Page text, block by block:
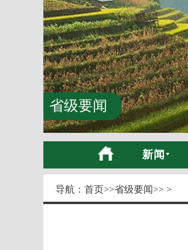
省级要闻
新闻
导航： 首页>>省级要闻>> >